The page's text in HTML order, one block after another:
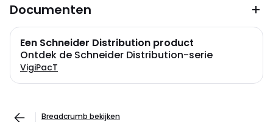
Documenten
Een Schneider Distribution product
Ontdek de Schneider Distribution-serie
VigiPacT
Breadcrumb bekijken